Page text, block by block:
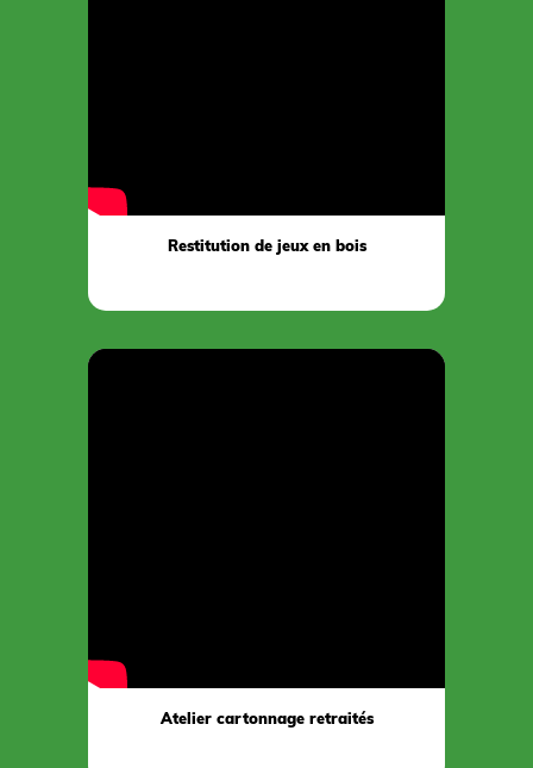
Restitution de jeux en bois
Atelier cartonnage retraités